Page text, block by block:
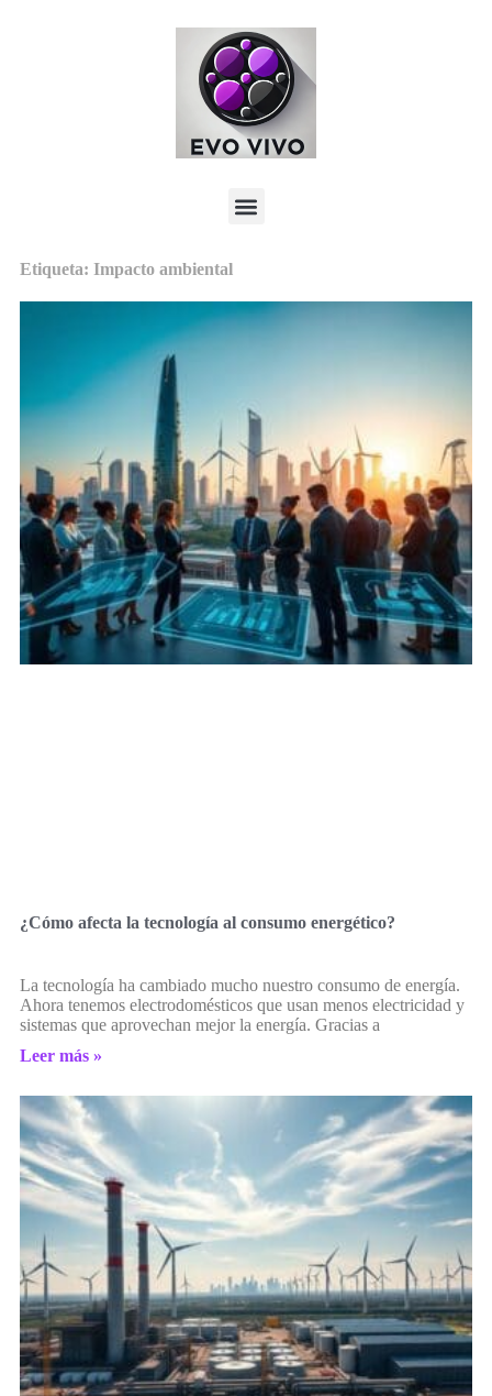
Etiqueta: Impacto ambiental
¿Cómo afecta la tecnología al consumo energético?
La tecnología ha cambiado mucho nuestro consumo de energía.
Ahora tenemos electrodomésticos que usan menos electricidad y
sistemas que aprovechan mejor la energía. Gracias a
Leer más »